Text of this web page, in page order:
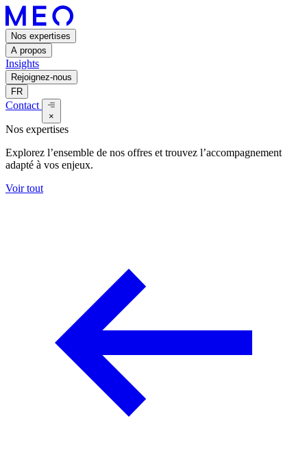
Nos expertises
A propos
Insights
Rejoignez-nous
FR
Contact
×
Nos expertises
Explorez l’ensemble de nos offres et trouvez l’accompagnement
adapté à vos enjeux.
Voir tout